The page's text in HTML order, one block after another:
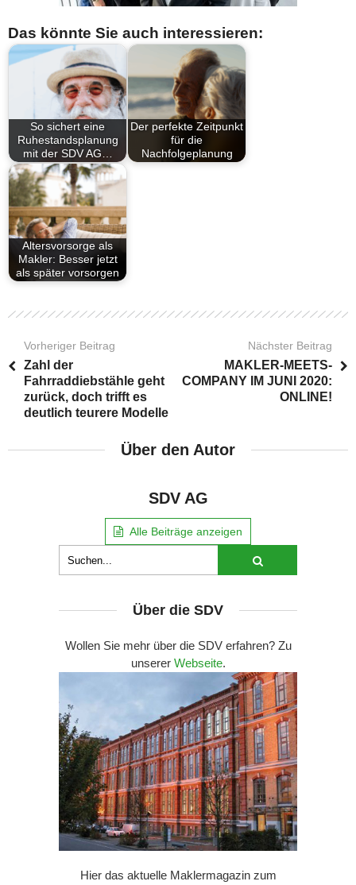
Das könnte Sie auch interessieren:
So sichert eine
Ruhestandsplanung
mit der SDV AG…
Der perfekte Zeitpunkt
für die
Nachfolgeplanung
Altersvorsorge als
Makler: Besser jetzt
als später vorsorgen
Vorheriger Beitrag
Zahl der
Fahrraddiebstähle geht
zurück, doch trifft es
deutlich teurere Modelle
Nächster Beitrag
MAKLER-MEETS-
COMPANY IM JUNI 2020:
ONLINE!
Über den Autor
SDV AG
Alle Beiträge anzeigen
Über die SDV
Wollen Sie mehr über die SDV erfahren? Zu
unserer Webseite.
Hier das aktuelle Maklermagazin zum